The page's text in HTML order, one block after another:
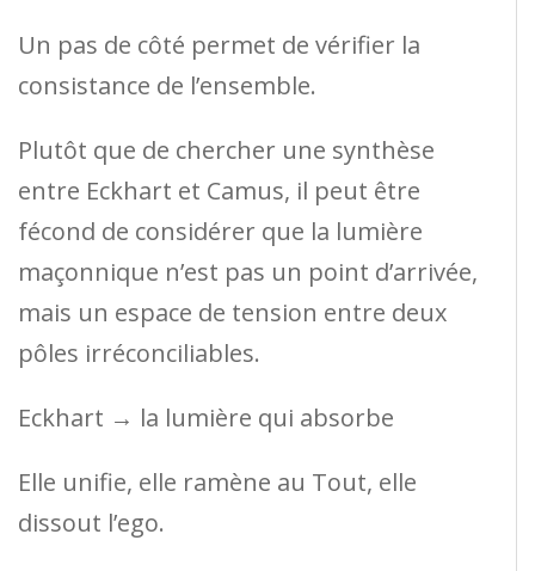
Un pas de côté permet de vérifier la
consistance de l’ensemble.
Plutôt que de chercher une synthèse
entre Eckhart et Camus, il peut être
fécond de considérer que la lumière
maçonnique n’est pas un point d’arrivée,
mais un espace de tension entre deux
pôles irréconciliables.
Eckhart → la lumière qui absorbe
Elle unifie, elle ramène au Tout, elle
dissout l’ego.